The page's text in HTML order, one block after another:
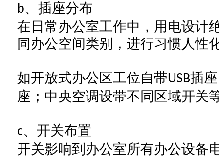
b、插座分布
在 日常办公室工作中 ，用电设计
同 办公空间类别 ，进行习惯人性
如开放式办公区工位自带USB插座
座； 中央空调设带不同区域开关
c、开关布置
开关影响到 办公室所有办公设备